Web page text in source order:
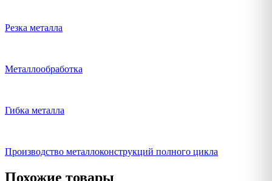
Резка металла
Металлообработка
Гибка металла
Производство металлоконструкций полного цикла
Похожие товары